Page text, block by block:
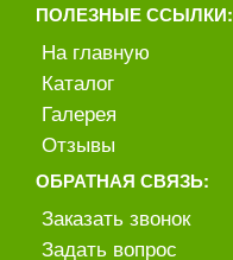
ПОЛЕЗНЫЕ ССЫЛКИ:
На главную
Каталог
Галерея
Отзывы
ОБРАТНАЯ СВЯЗЬ:
Заказать звонок
Задать вопрос